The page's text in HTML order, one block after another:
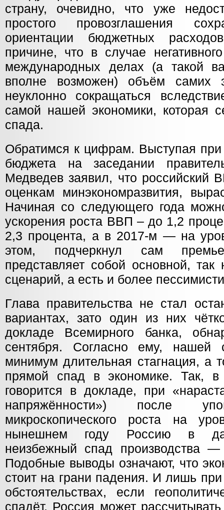
страну, очевидно, что уже
простого провозглашения
ориентации бюджетных
причине, что в случае
международных делах (а такой
вполне возможен) объём самих
неуклонно сокращаться
самой нашей экономики, которая
спада.
Обратимся к цифрам. Выступая при
бюджета на заседании
Медведев заявил, что российский
оценкам минэкономразвития,
Начиная со следующего года
ускорения роста ВВП – до 1,2
2,3 процента, а в 2017-м — на
этом, подчеркнул сам
представляет собой основной,
сценарий, а есть и более
Глава правительства не стал
вариантах, зато один из них
докладе Всемирного банка,
сентября. Согласно ему, нашей
минимум длительная стагнация, а
прямой спад в экономике. Так,
говорится в докладе, при
напряжённости») после
микроскопического роста на
нынешнем году Россию в
неизбежный спад производства
Подобные выводы означают, что
стоит на грани падения. И лишь
обстоятельствах, если
спадёт, Россия может